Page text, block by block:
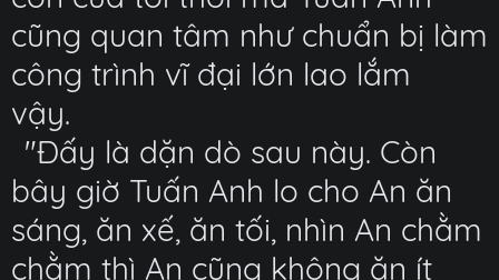
cũng quan tâm như chuẩn bị làm
công trình vĩ đại lớn lao lắm
vậy.
"Đấy là dặn dò sau này. Còn
bây giờ Tuấn Anh lo cho An ăn
sáng, ăn xế, ăn tối, nhìn An chằm
chằm thì An cũng không ăn ít